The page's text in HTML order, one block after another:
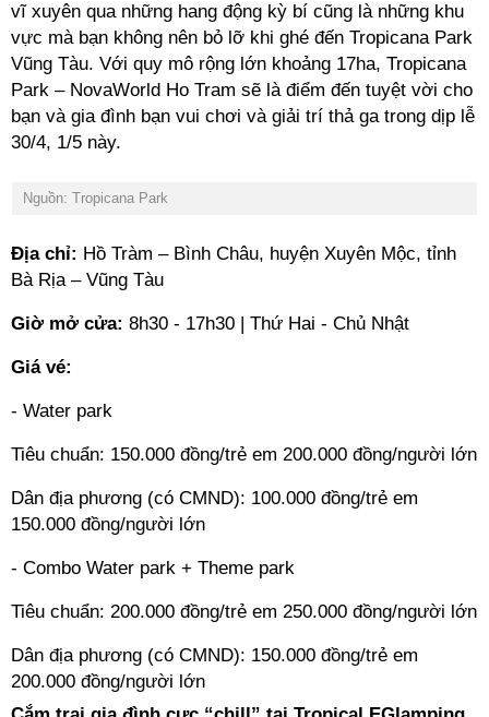
vĩ xuyên qua những hang động kỳ bí cũng là những khu
vực mà bạn không nên bỏ lỡ khi ghé đến Tropicana Park
Vũng Tàu. Với quy mô rộng lớn khoảng 17ha, Tropicana
Park – NovaWorld Ho Tram sẽ là điểm đến tuyệt vời cho
bạn và gia đình bạn vui chơi và giải trí thả ga trong dịp lễ
30/4, 1/5 này.
Nguồn: Tropicana Park
Địa chỉ: Hồ Tràm – Bình Châu, huyện Xuyên Mộc, tỉnh
Bà Rịa – Vũng Tàu
Giờ mở cửa: 8h30 - 17h30 | Thứ Hai - Chủ Nhật
Giá vé:
- Water park
Tiêu chuẩn: 150.000 đồng/trẻ em 200.000 đồng/người lớn
Dân địa phương (có CMND): 100.000 đồng/trẻ em
150.000 đồng/người lớn
- Combo Water park + Theme park
Tiêu chuẩn: 200.000 đồng/trẻ em 250.000 đồng/người lớn
Dân địa phương (có CMND): 150.000 đồng/trẻ em
200.000 đồng/người lớn